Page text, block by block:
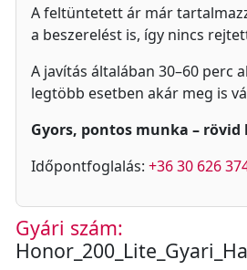
A feltüntetett ár már
a beszerelést is, így nincs
A javítás általában 30–60 perc
legtöbb esetben akár meg is
Gyors, pontos munka –
Időpontfoglalás: +36 30 626
Gyári szám: